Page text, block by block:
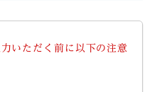
いただく前に以下の注意